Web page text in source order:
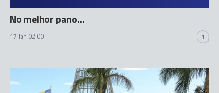
No melhor pano...
17 Jan 02:00 1